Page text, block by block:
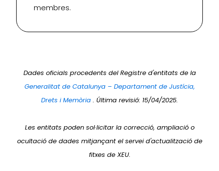
membres.
Dades oficials procedents del Registre d'entitats de la
Generalitat de Catalunya – Departament de Justícia,
Drets i Memòria . Última revisió: 15/04/2025.
Les entitats poden sol·licitar la correcció, ampliació o
ocultació de dades mitjançant el servei d'actualització de
fitxes de XEU.